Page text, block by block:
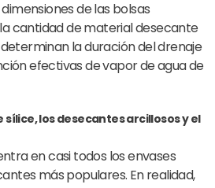
de las bolsas
cantidad de material desecante
la duración del drenaje
efectivas de vapor de agua de
los desecantes arcillosos y el
en casi todos los envases
más populares. En realidad,